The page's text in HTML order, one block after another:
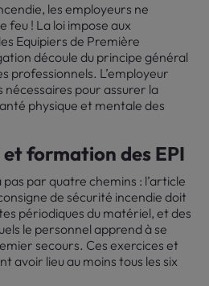
les employeurs ne
feu ! La loi impose aux
Equipiers de Première
découle du principe général
professionnels. L’employeur
pour assurer la
physique et mentale des
formation des EPI
pas par quatre chemins : l’article
de sécurité incendie doit
périodiques du matériel, et des
le personnel apprend à se
secours. Ces exercices et
avoir lieu au moins tous les six